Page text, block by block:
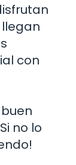
con
no lo